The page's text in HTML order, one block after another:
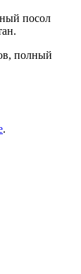
посол
полный
.